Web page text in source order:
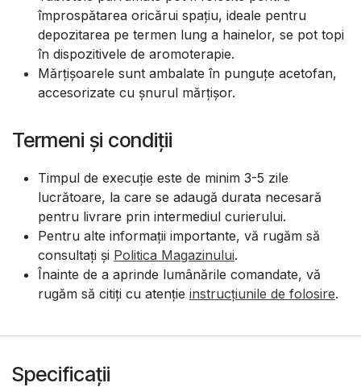
împrospătarea oricărui spațiu, ideale pentru
depozitarea pe termen lung a hainelor, se pot topi
în dispozitivele de aromoterapie.
Mărțișoarele sunt ambalate în punguțe acetofan,
accesorizate cu șnurul mărțișor.
Termeni și condiții
Timpul de execuție este de minim 3-5 zile
lucrătoare, la care se adaugă durata necesară
pentru livrare prin intermediul curierului.
Pentru alte informații importante, vă rugăm să
consultați și Politica Magazinului.
Înainte de a aprinde lumânările comandate, vă
rugăm să citiți cu atenție instrucțiunile de folosire.
Specificații